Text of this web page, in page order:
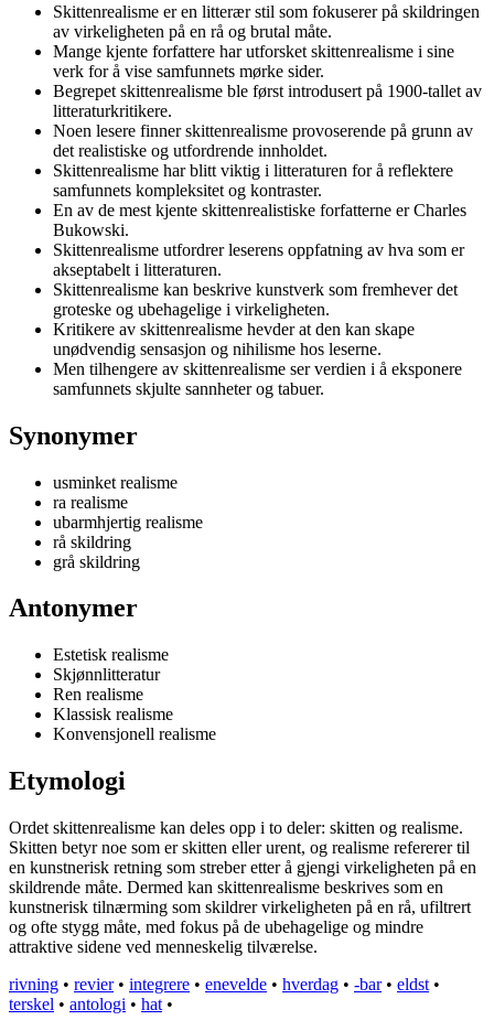
Skittenrealisme er en litterær stil som fokuserer på skildringen
av virkeligheten på en rå og brutal måte.
Mange kjente forfattere har utforsket skittenrealisme i sine
verk for å vise samfunnets mørke sider.
Begrepet skittenrealisme ble først introdusert på 1900-tallet av
litteraturkritikere.
Noen lesere finner skittenrealisme provoserende på grunn av
det realistiske og utfordrende innholdet.
Skittenrealisme har blitt viktig i litteraturen for å reflektere
samfunnets kompleksitet og kontraster.
En av de mest kjente skittenrealistiske forfatterne er Charles
Bukowski.
Skittenrealisme utfordrer leserens oppfatning av hva som er
akseptabelt i litteraturen.
Skittenrealisme kan beskrive kunstverk som fremhever det
groteske og ubehagelige i virkeligheten.
Kritikere av skittenrealisme hevder at den kan skape
unødvendig sensasjon og nihilisme hos leserne.
Men tilhengere av skittenrealisme ser verdien i å eksponere
samfunnets skjulte sannheter og tabuer.
Synonymer
usminket realisme
ra realisme
ubarmhjertig realisme
rå skildring
grå skildring
Antonymer
Estetisk realisme
Skjønnlitteratur
Ren realisme
Klassisk realisme
Konvensjonell realisme
Etymologi
Ordet skittenrealisme kan deles opp i to deler: skitten og realisme.
Skitten betyr noe som er skitten eller urent, og realisme refererer til
en kunstnerisk retning som streber etter å gjengi virkeligheten på en
skildrende måte. Dermed kan skittenrealisme beskrives som en
kunstnerisk tilnærming som skildrer virkeligheten på en rå, ufiltrert
og ofte stygg måte, med fokus på de ubehagelige og mindre
attraktive sidene ved menneskelig tilværelse.
rivning • revier• integrere • enevelde • hverdag • -bar• eldst •
terskel • antologi • hat •